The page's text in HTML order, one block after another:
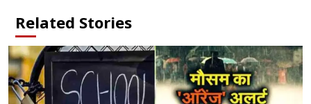
Related Stories